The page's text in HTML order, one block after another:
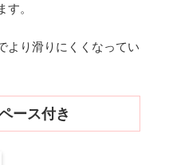
。
より滑りにくくなってい
ース付き